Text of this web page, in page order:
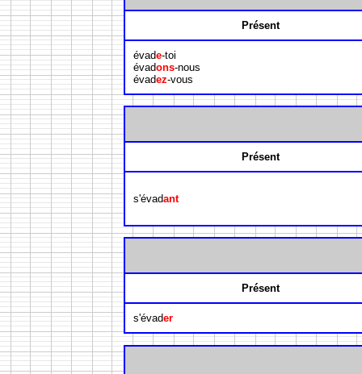
Présent
évade-toi
évadons-nous
évadez-vous
Présent
s'évadant
Présent
s'évader